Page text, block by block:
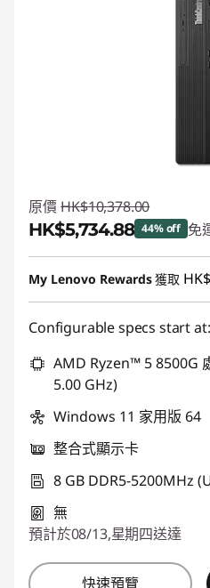
原價 HK$10,378.00
HK$5,734.88 44% off 免
即省 :-HK$4,643.12
My Lenovo Rewards獲取
Configurable specs start at:
AMD Ryzen™ 5 8500G
5.00 GHz)
Windows 11 家用版 64
整合式顯示卡
8 GB DDR5-5200MHz
無
預計於08/13,星期四送達
快速預覽